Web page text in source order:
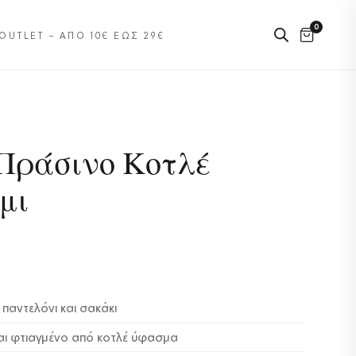
– ΑΠΌ 10€ ΈΩΣ 29€
0
Κοτλέ
και σακάκι
φτιαγμένο από κοτλέ ύφασμα